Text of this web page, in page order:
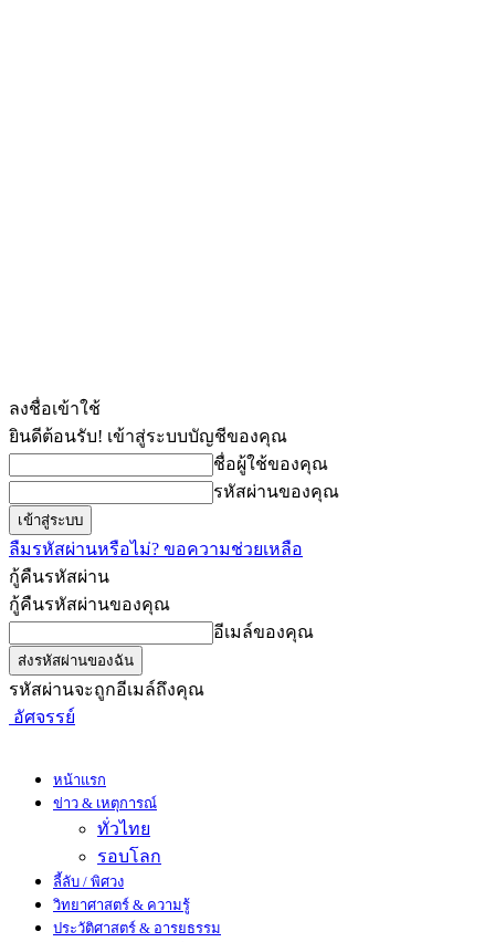
ลงชื่อเข้าใช้
ยินดีต้อนรับ! เข้าสู่ระบบบัญชีของคุณ
ชื่อผู้ใช้ของคุณ
รหัสผ่านของคุณ
ลืมรหัสผ่านหรือไม่? ขอความช่วยเหลือ
กู้คืนรหัสผ่าน
กู้คืนรหัสผ่านของคุณ
อีเมล์ของคุณ
รหัสผ่านจะถูกอีเมล์ถึงคุณ
อัศจรรย์
หน้าแรก
ข่าว & เหตุการณ์
ทั่วไทย
รอบโลก
ลี้ลับ / พิศวง
วิทยาศาสตร์ & ความรู้
ประวัติศาสตร์ & อารยธรรม